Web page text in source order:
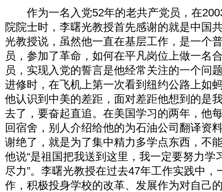
作为一名入党52年的老共产党员，在
院院士时，李曙光教授首先感谢的就是中国
光教授说，虽然他一直在基层工作，是一个
员，参加了革命，如何在平凡岗位上做一名
员，实现入党的誓言是他经常关注的一个问
进修时，在飞机上第一次看到纽约公路上如
他认识到中美的差距，面对差距他想到的是
去了，要奋起直追。在美国学习的两年，他
回宿舍，别人介绍给他的为石油公司翻译资
谢绝了，就是为了集中精力多学点东西，不
他说“是祖国把我送到这里，我一定要努力学
尽力”。李曙光教授在过去47年工作实践中，
作，积极投身学校的改革、发展作为对自己